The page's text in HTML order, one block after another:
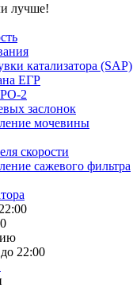
лучше!
катализатора (SAP)
ЕГР
2
заслонок
мочевины
скорости
сажевого фильтра
22:00